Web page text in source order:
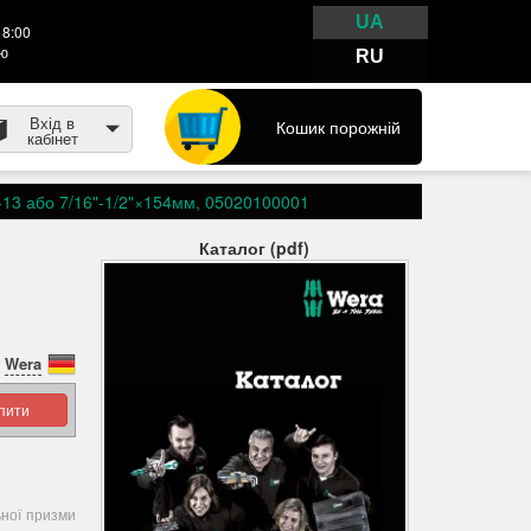
UA
RU
Вхід в
кабінет Кошик порожній
або 7/16"-1/2"×154мм, 05020100001
Wera
призми
Каталог (pdf)